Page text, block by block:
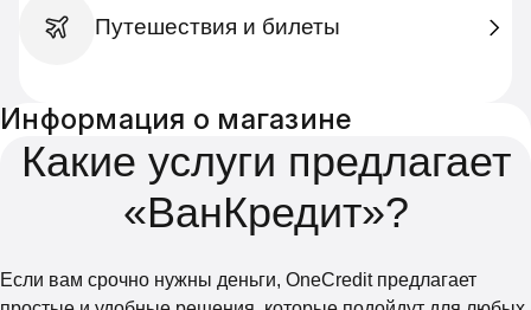
Путешествия и билеты
Информация о магазине
Какие услуги предлагает
«ВанКредит»?
Если вам срочно нужны деньги, OneCredit предлагает